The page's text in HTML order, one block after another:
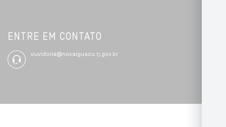
ENTRE EM CONTATO
ouvidoria@novaiguacu.rj.gov.br